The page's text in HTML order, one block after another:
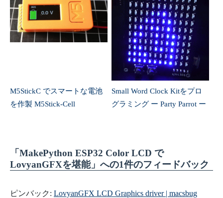
M5StickC でスマートな電池
を作製 M5Stick-Cell
Small Word Clock Kitをプロ
グラミング ー Party Parrot ー
「MakePython ESP32 Color LCD で
LovyanGFXを堪能」への1件のフィードバック
ピンバック: LovyanGFX LCD Graphics driver | macsbug